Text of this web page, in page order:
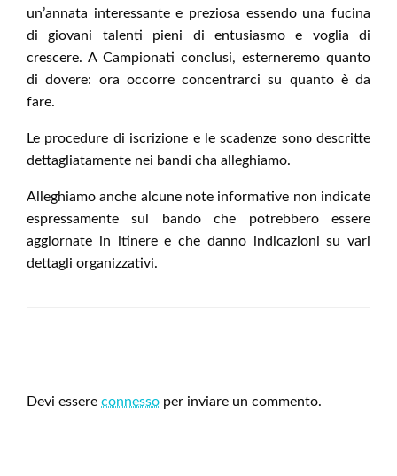
un’annata interessante e preziosa essendo una fucina
di giovani talenti pieni di entusiasmo e voglia di
crescere. A Campionati conclusi, esterneremo quanto
di dovere: ora occorre concentrarci su quanto è da
fare.
Le procedure di iscrizione e le scadenze sono descritte
dettagliatamente nei bandi cha alleghiamo.
Alleghiamo anche alcune note informative non indicate
espressamente sul bando che potrebbero essere
aggiornate in itinere e che danno indicazioni su vari
dettagli organizzativi.
Devi essere connesso per inviare un commento.